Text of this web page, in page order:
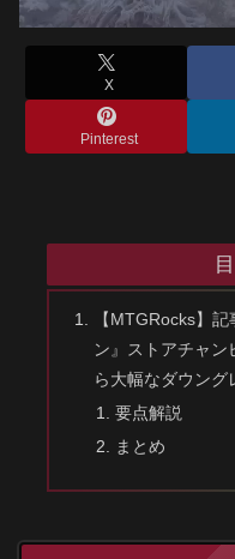
X
Pinterest
【MTGRocks】
ン』ストアチャ
ら大幅なダウング
要点解説
まとめ